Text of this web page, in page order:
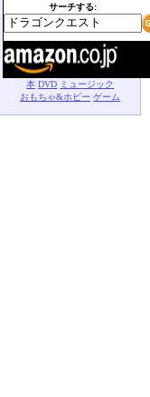
サーチする:
本 DVD ミュージック
おもちゃ&ホビー ゲーム